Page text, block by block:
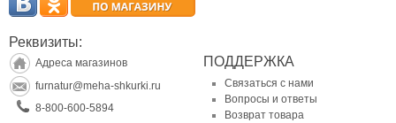
Реквизиты:
Адреса магазинов
furnatur@meha-shkurki.ru
8-800-600-5894
ПОДДЕРЖКА
Связаться с нами
Вопросы и ответы
Возврат товара